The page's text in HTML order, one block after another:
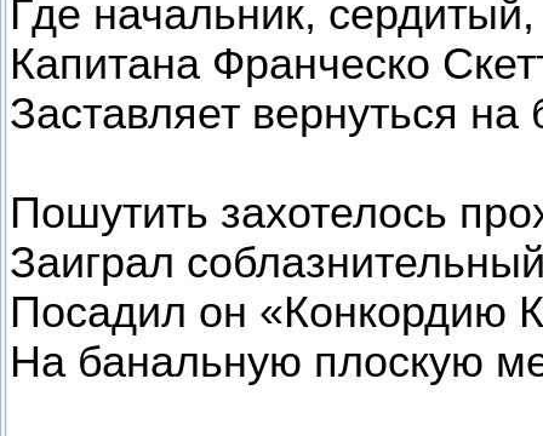
Где начальник, сердитый,
Капитана Франческо
Заставляет вернуться на
Пошутить захотелось
Заиграл
Посадил он «Конкордию
На банальную плоскую